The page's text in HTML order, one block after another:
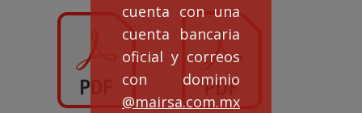
cuenta con una
cuenta bancaria
oficial y correos
con dominio
@mairsa.com.mx